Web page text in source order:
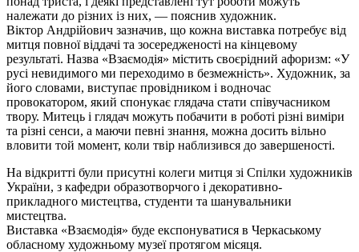
належати до різних із них, — пояснив художник.
Віктор Андрійович зазначив, що кожна виставка потребує від
митця повної віддачі та зосередженості на кінцевому
результаті. Назва «Взаємодія» містить своєрідний афоризм: «У
русі невидимого ми переходимо в безмежність». Художник, за
його словами, виступає провідником і водночас
провокатором, який спонукає глядача стати співучасником
твору. Митець і глядач можуть побачити в роботі різні виміри
та різні сенси, а маючи певні знання, можна досить вільно
вловити той момент, коли твір наблизився до завершеності.
На відкритті були присутні колеги митця зі Спілки художників
України, з кафедри образотворчого і декоративно-
прикладного мистецтва, студенти та шанувальники
мистецтва.
Виставка «Взаємодія» буде експонуватися в Черкаському
обласному художньому музеї протягом місяця.